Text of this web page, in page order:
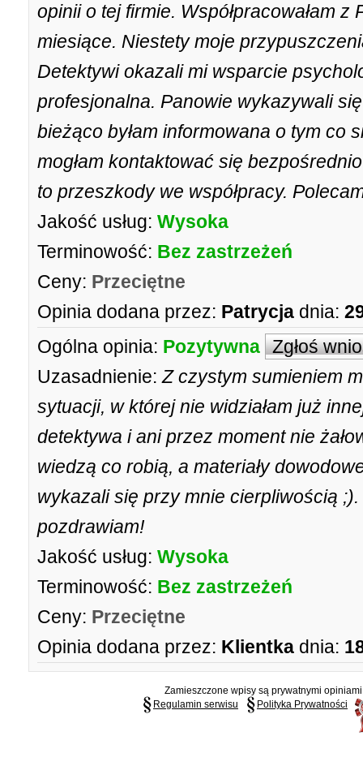
opinii o tej firmie. Współpracowałam
miesiące. Niestety moje
Detektywi okazali mi wsparcie
profesjonalna. Panowie wykazywali
bieżąco byłam informowana o tym co
mogłam kontaktować się
to przeszkody we współpracy.
Jakość usług: Wysoka
Terminowość: Bez zastrzeżeń
Ceny: Przeciętne
Opinia dodana przez: Patrycja dnia:
Ogólna opinia: Pozytywna Zgłoś
Uzasadnienie: Z czystym sumieniem
sytuacji, w której nie widziałam już
detektywa i ani przez moment nie
wiedzą co robią, a materiały
wykazali się przy mnie cierpliwością
pozdrawiam!
Jakość usług: Wysoka
Terminowość: Bez zastrzeżeń
Ceny: Przeciętne
Opinia dodana przez: Klientka dnia:
Zamieszczone wpisy są prywatnymi
Regulamin serwisu
Polityka Prywatności